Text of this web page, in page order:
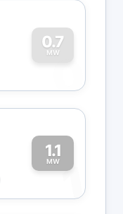
0.7
MW
0
1.1
MW1